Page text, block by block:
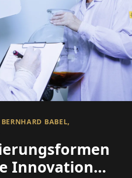
BABEL,
Innovation